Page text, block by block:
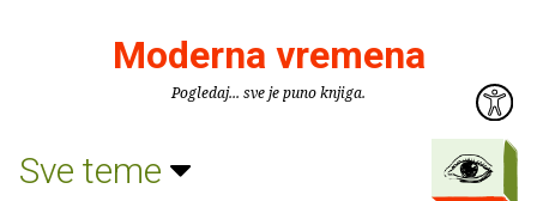
Moderna vremena
Pogledaj... sve je puno knjiga.
Sve teme